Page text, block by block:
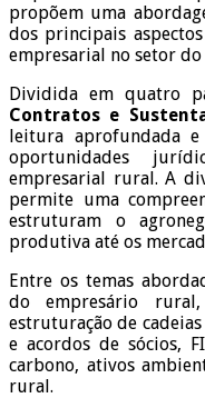
propõem uma
dos principais
empresarial no setor do
Dividida em quatro
Contratos e
leitura aprofundada
oportunidades
empresarial rural. A
permite uma
estruturam o
produtiva até os
Entre os temas
do empresário
estruturação de
e acordos de sócios,
carbono, ativos
rural.